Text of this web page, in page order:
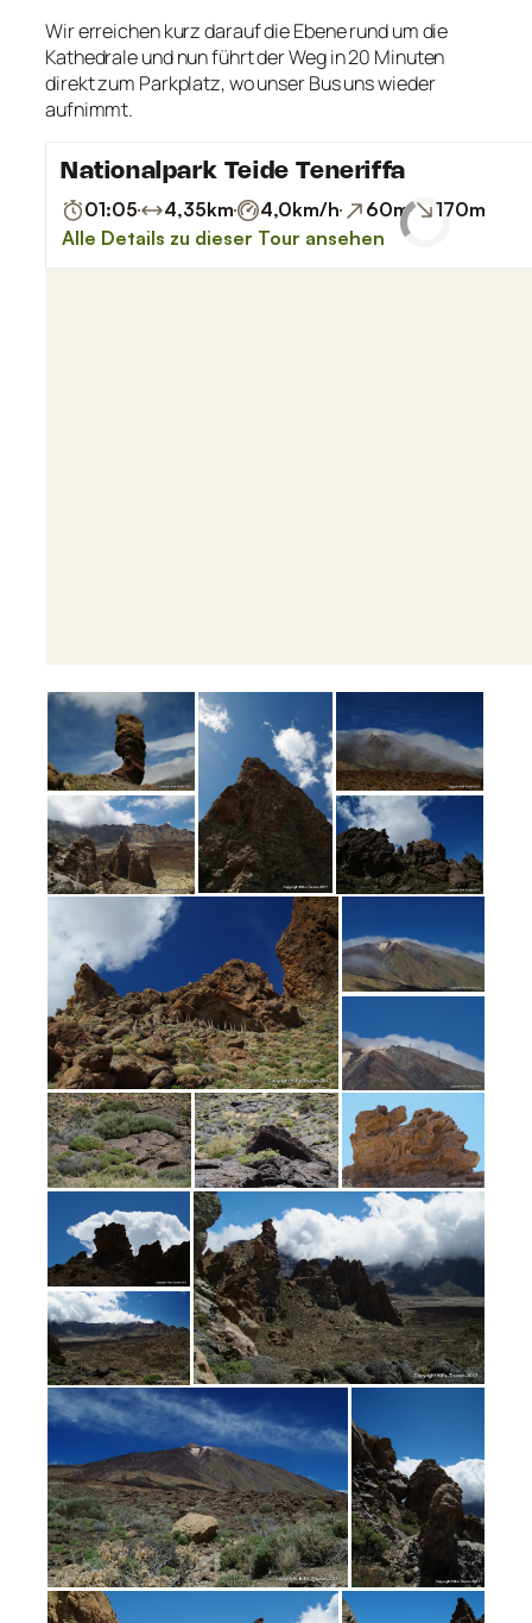
Wir erreichen kurz darauf die Ebene rund um die
Kathedrale und nun führt der Weg in 20 Minuten
direkt zum Parkplatz, wo unser Bus uns wieder
aufnimmt.